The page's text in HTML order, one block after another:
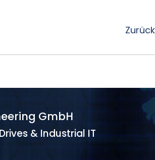
Zurück
GmbH
& Industrial IT